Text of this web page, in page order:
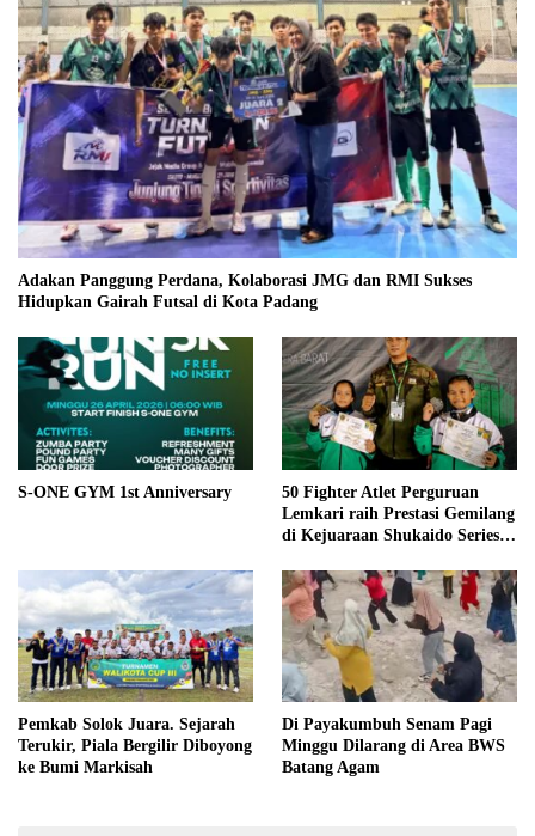
Adakan Panggung Perdana, Kolaborasi JMG dan RMI Sukses
Hidupkan Gairah Futsal di Kota Padang
S-ONE GYM 1st Anniversary
50 Fighter Atlet Perguruan
Lemkari raih Prestasi Gemilang
di Kejuaraan Shukaido Series 1
Pemkab Solok Juara. Sejarah
Terukir, Piala Bergilir Diboyong
ke Bumi Markisah
Di Payakumbuh Senam Pagi
Minggu Dilarang di Area BWS
Batang Agam